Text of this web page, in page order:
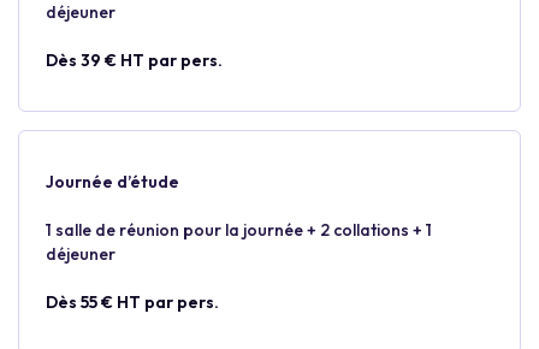
déjeuner
Dès 39 € HT par pers.
Journée d’étude
1 salle de réunion pour la journée + 2 collations + 1
déjeuner
Dès 55 € HT par pers.